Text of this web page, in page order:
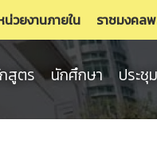
น่วยงานภายใน ราชมงคล
สูตร นักศึกษา ประชุ